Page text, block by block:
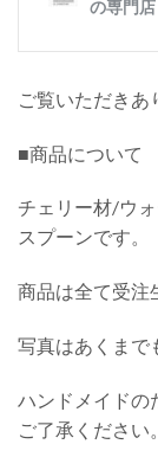
ご覧いただきあ
■商品について
チェリー材/ウ
スプーンです。
商品は全て受注
写真はあくまで
ハンドメイドの
ご了承ください。